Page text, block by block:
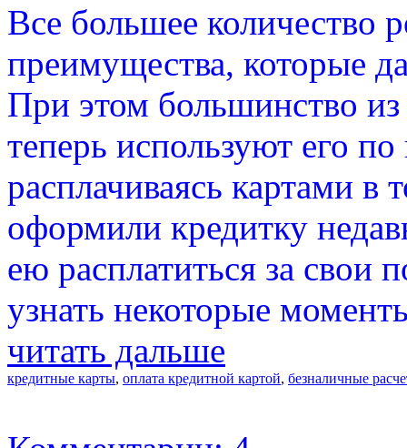
Все большее количество
преимущества, которые
При этом большинство из
теперь используют его
расплачиваясь картами в
оформили кредитку
ею расплатиться за свои
узнать некоторые
читать дальше
кредитные карты, оплата кредитной картой, безналичные